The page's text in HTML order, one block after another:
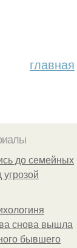
главная
до семейных
угрозой
снова вышла
бывшего